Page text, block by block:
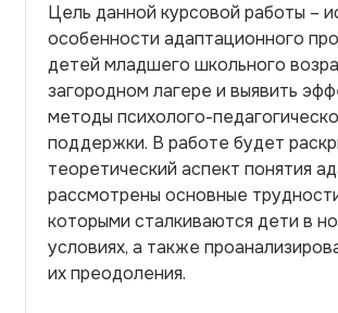
Цель данной курсовой работы –
особенности адаптационного
детей младшего школьного
загородном лагере и выявить
методы психолого-
поддержки. В работе будет
теоретический аспект понятия
рассмотрены основные
которыми сталкиваются дети в
условиях, а также
их преодоления.